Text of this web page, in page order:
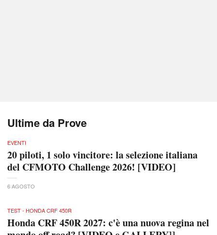
Ultime da Prove
EVENTI
20 piloti, 1 solo vincitore: la selezione italiana
del CFMOTO Challenge 2026! [VIDEO]
6 AGOSTO
TEST - HONDA CRF 450R
Honda CRF 450R 2027: c'è una nuova regina nel